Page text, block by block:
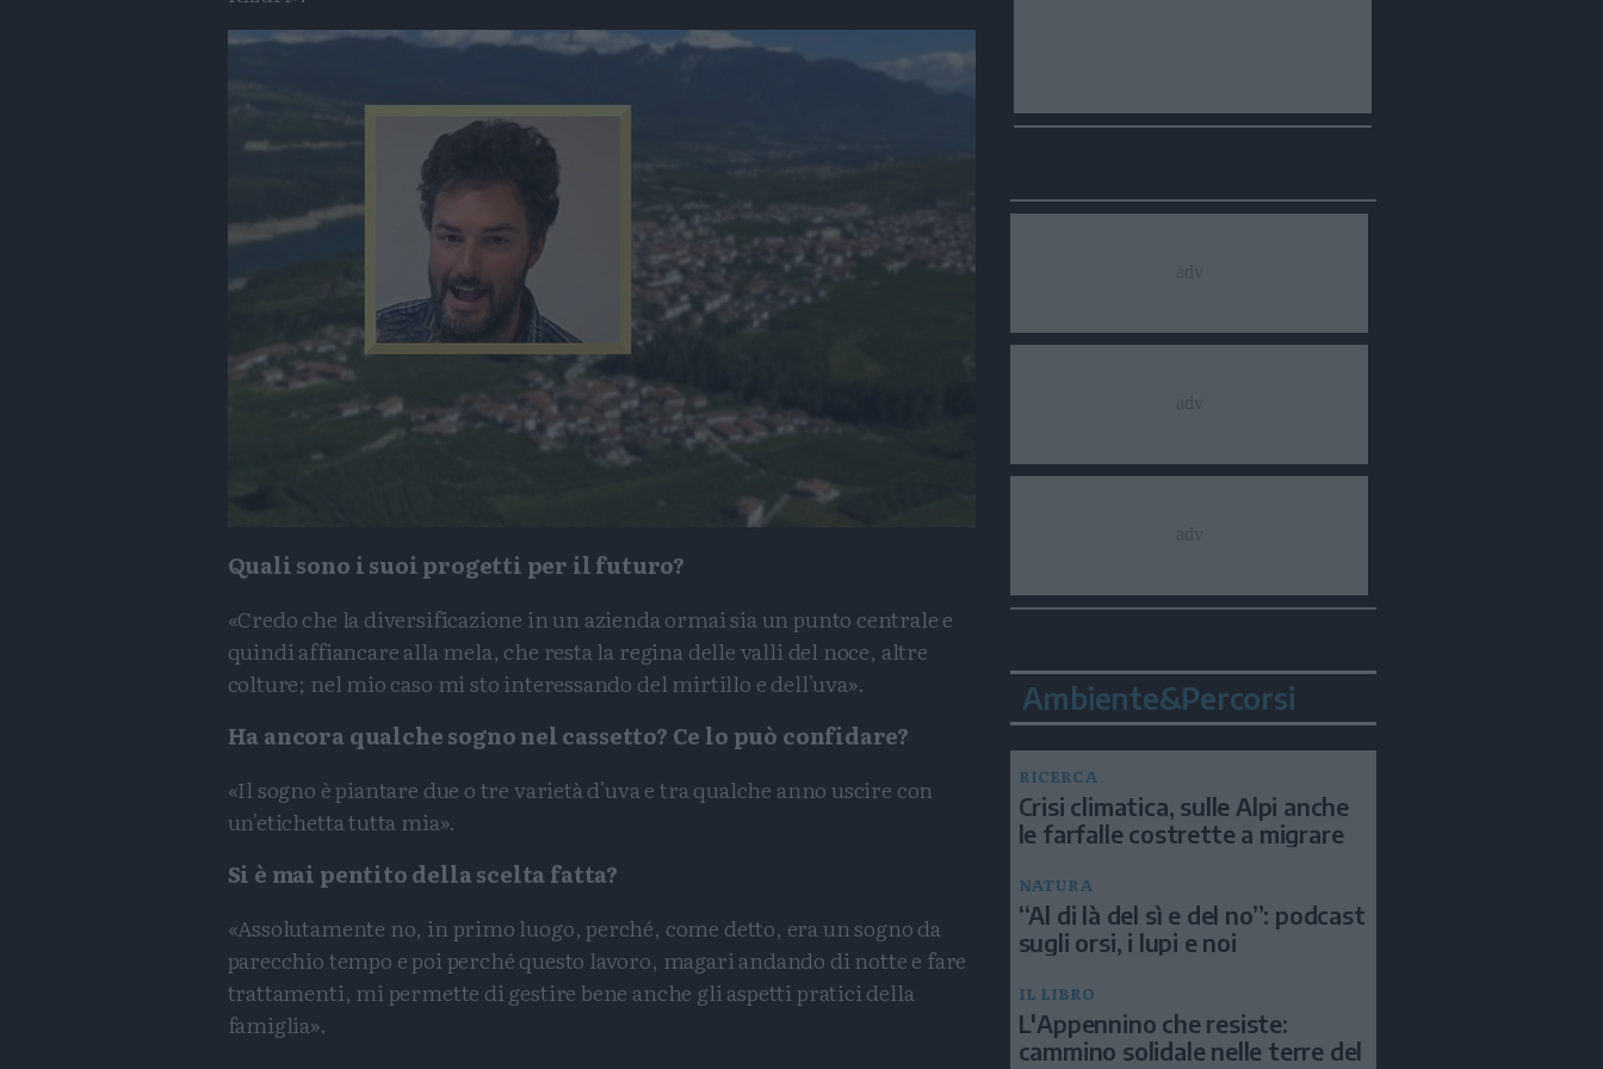
Quali sono i suoi progetti per il futuro?
«Credo che la diversificazione in un azienda ormai sia un punto centrale e
quindi affiancare alla mela, che resta la regina delle valli del noce, altre
colture; nel mio caso mi sto interessando del mirtillo e dell'uva».
Ha ancora qualche sogno nel cassetto? Ce lo può confidare?
«Il sogno è piantare due o tre varietà d'uva e tra qualche anno uscire con
un'etichetta tutta mia».
Si è mai pentito della scelta fatta?
«Assolutamente no, in primo luogo, perché, come detto, era un sogno da
parecchio tempo e poi perché questo lavoro, magari andando di notte e fare
trattamenti, mi permette di gestire bene anche gli aspetti pratici della
famiglia».
Ambiente&Percorsi
RICERCA
Crisi climatica, sulle Alpi anche
le farfalle costrette a migrare
NATURA
“Al di là del sì e del no”: podcast
sugli orsi, i lupi e noi
IL LIBRO
L'Appennino che resiste:
cammino solidale nelle terre del